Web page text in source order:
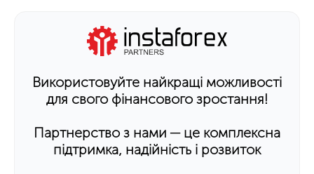
Використовуйте найкращі можливості
для свого фінансового зростання!
Партнерство з нами ─ це комплексна
підтримка, надійність і розвиток